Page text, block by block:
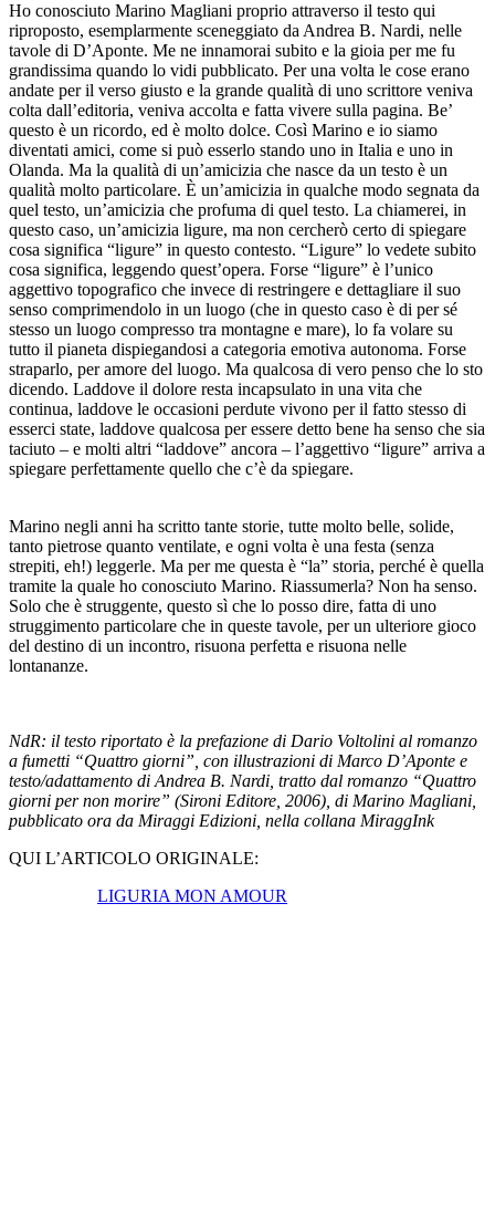
Ho conosciuto Marino Magliani proprio attraverso il testo qui
riproposto, esemplarmente sceneggiato da Andrea B. Nardi, nelle
tavole di D’Aponte. Me ne innamorai subito e la gioia per me fu
grandissima quando lo vidi pubblicato. Per una volta le cose erano
andate per il verso giusto e la grande qualità di uno scrittore veniva
colta dall’editoria, veniva accolta e fatta vivere sulla pagina. Be’
questo è un ricordo, ed è molto dolce. Così Marino e io siamo
diventati amici, come si può esserlo stando uno in Italia e uno in
Olanda. Ma la qualità di un’amicizia che nasce da un testo è un
qualità molto particolare. È un’amicizia in qualche modo segnata da
quel testo, un’amicizia che profuma di quel testo. La chiamerei, in
questo caso, un’amicizia ligure, ma non cercherò certo di spiegare
cosa significa “ligure” in questo contesto. “Ligure” lo vedete subito
cosa significa, leggendo quest’opera. Forse “ligure” è l’unico
aggettivo topografico che invece di restringere e dettagliare il suo
senso comprimendolo in un luogo (che in questo caso è di per sé
stesso un luogo compresso tra montagne e mare), lo fa volare su
tutto il pianeta dispiegandosi a categoria emotiva autonoma. Forse
straparlo, per amore del luogo. Ma qualcosa di vero penso che lo sto
dicendo. Laddove il dolore resta incapsulato in una vita che
continua, laddove le occasioni perdute vivono per il fatto stesso di
esserci state, laddove qualcosa per essere detto bene ha senso che sia
taciuto – e molti altri “laddove” ancora – l’aggettivo “ligure” arriva a
spiegare perfettamente quello che c’è da spiegare.
Marino negli anni ha scritto tante storie, tutte molto belle, solide,
tanto pietrose quanto ventilate, e ogni volta è una festa (senza
strepiti, eh!) leggerle. Ma per me questa è “la” storia, perché è quella
tramite la quale ho conosciuto Marino. Riassumerla? Non ha senso.
Solo che è struggente, questo sì che lo posso dire, fatta di uno
struggimento particolare che in queste tavole, per un ulteriore gioco
del destino di un incontro, risuona perfetta e risuona nelle
lontananze.
NdR: il testo riportato è la prefazione di Dario Voltolini al romanzo
a fumetti “Quattro giorni”, con illustrazioni di Marco D’Aponte e
testo/adattamento di Andrea B. Nardi, tratto dal romanzo “Quattro
giorni per non morire” (Sironi Editore, 2006), di Marino Magliani,
pubblicato ora da Miraggi Edizioni, nella collana MiraggInk
QUI L’ARTICOLO ORIGINALE:
LIGURIA MON AMOUR